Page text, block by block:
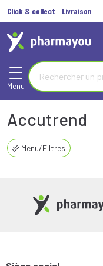
Click & collect Livraison
Menu
Accutrend
Menu/Filtres